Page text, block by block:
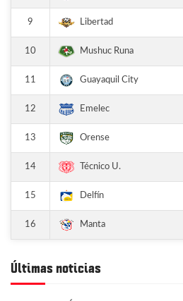
9 Libertad
10 Mushuc Runa
11 Guayaquil City
12 Emelec
13 Orense
14 Técnico U.
15 Delfín
16 Manta
Últimas noticias